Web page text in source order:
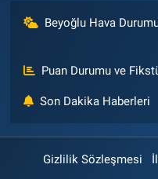
Beyoğlu Hava
Puan Durumu ve
Son Dakika Haberleri
Gizlilik Sözleşmesi